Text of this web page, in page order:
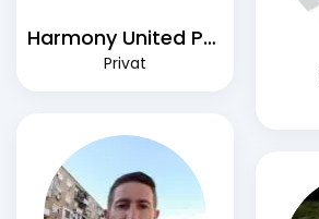
Harmony United Psychiatric Care
Privat